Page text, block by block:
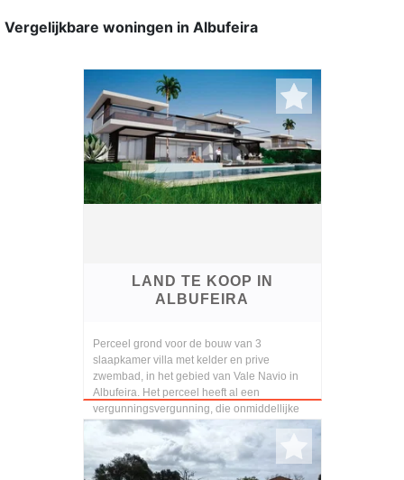
Vergelijkbare woningen in Albufeira
LAND TE KOOP IN
ALBUFEIRA
Perceel grond voor de bouw van 3
slaapkamer villa met kelder en prive
zwembad, in het gebied van Vale Navio in
Albufeira. Het perceel heeft al een
vergunningsvergunning, die onmiddellijke
bouw mogelijk maakt. De bou...